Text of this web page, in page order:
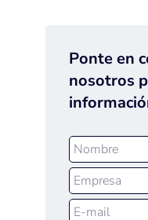
Ponte en
nosotros